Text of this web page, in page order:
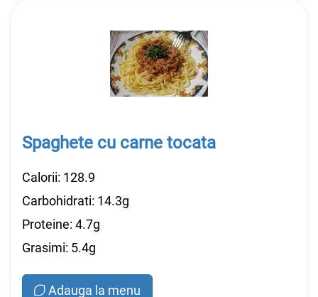
Spaghete cu carne tocata
Calorii: 128.9
Carbohidrati: 14.3g
Proteine: 4.7g
Grasimi: 5.4g
Adauga la menu